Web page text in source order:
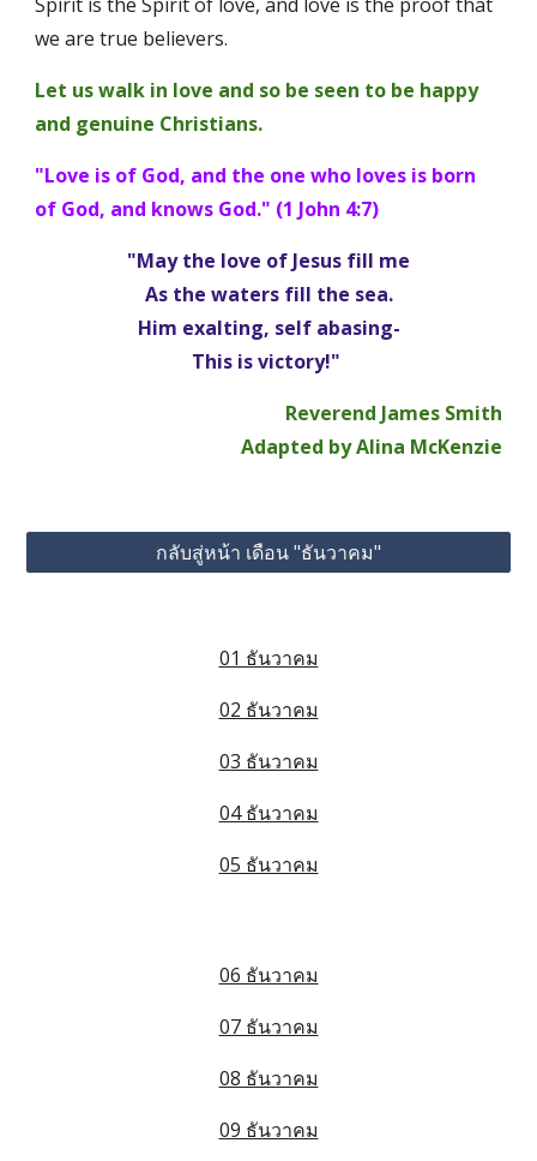
we are true believers.
Let us walk in love and so be seen to be happy
and genuine Christians.
"Love is of God, and the one who loves is born
of God, and knows God." (1 John 4:7)
"May the love of Jesus fill me
As the waters fill the sea.
Him exalting, self abasing-
This is victory!"
Reverend James Smith
Adapted by Alina McKenzie
กลับสู่หน้า เดือน "ธันวาคม"
01 ธันวาคม
02 ธันวาคม
03 ธันวาคม
04 ธันวาคม
05 ธันวาคม
06 ธันวาคม
07 ธันวาคม
08 ธันวาคม
09 ธันวาคม